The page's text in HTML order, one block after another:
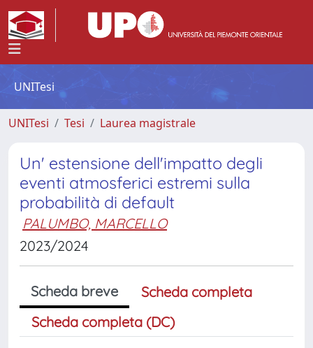
UNITesi
UNITesi Tesi Laurea magistrale
Un' estensione dell'impatto degli
eventi atmosferici estremi sulla
probabilità di default
PALUMBO, MARCELLO
2023/2024
Scheda breve
Scheda completa
Scheda completa (DC)